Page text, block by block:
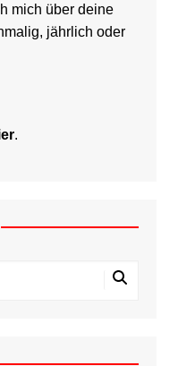
mich über deine
jährlich oder
.